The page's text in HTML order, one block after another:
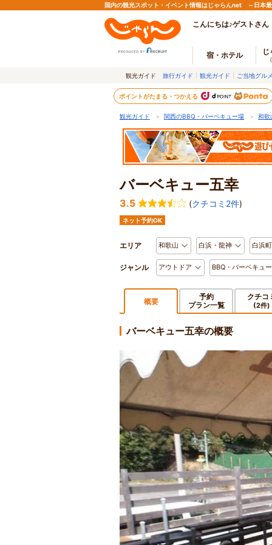
国内の観光スポット・イベント情報はじゃらんnet ～日本
こんにちは♪ゲストさん
宿・ホテル じ
観光ガイド 旅行ガイド 観光ガイド ご当地グル
ポイントがたまる・つかえる
観光ガイド ＞ 関西のBBQ・バーベキュー場 ＞ 和歌
バーベキュー五幸
3.5 (クチコミ2件)
ネット予約OK
エリア 和歌山 白浜・龍神 白浜
ジャンル アウトドア BBQ・バーベキュ
概要
予約
プラン一覧
クチコ
(2件)
バーベキュー五幸の概要